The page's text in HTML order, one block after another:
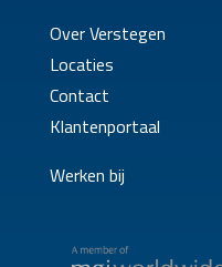
Over Verstegen
Locaties
Contact
Klantenportaal
Werken bij